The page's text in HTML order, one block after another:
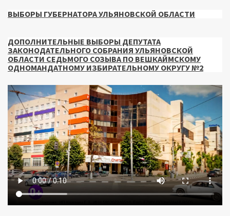
ВЫБОРЫ ГУБЕРНАТОРА УЛЬЯНОВСКОЙ ОБЛАСТИ
ДОПОЛНИТЕЛЬНЫЕ ВЫБОРЫ ДЕПУТАТА
ЗАКОНОДАТЕЛЬНОГО СОБРАНИЯ УЛЬЯНОВСКОЙ
ОБЛАСТИ СЕДЬМОГО СОЗЫВА ПО ВЕШКАЙМСКОМУ
ОДНОМАНДАТНОМУ ИЗБИРАТЕЛЬНОМУ ОКРУГУ №2